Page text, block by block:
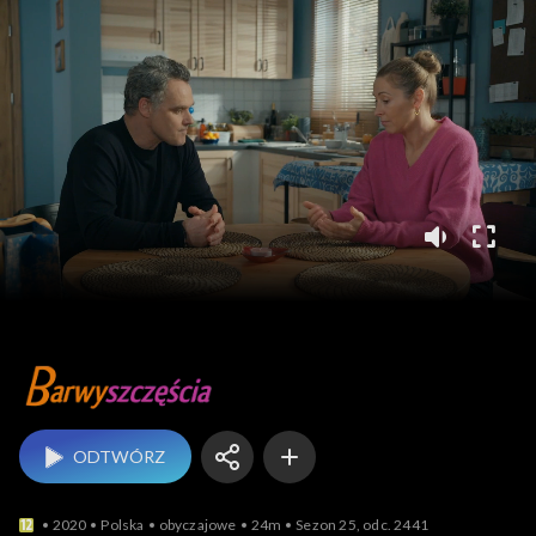
Barwy szczęścia
ODTWÓRZ
2020 Polska obyczajowe 24m Sezon 25, odc. 2441